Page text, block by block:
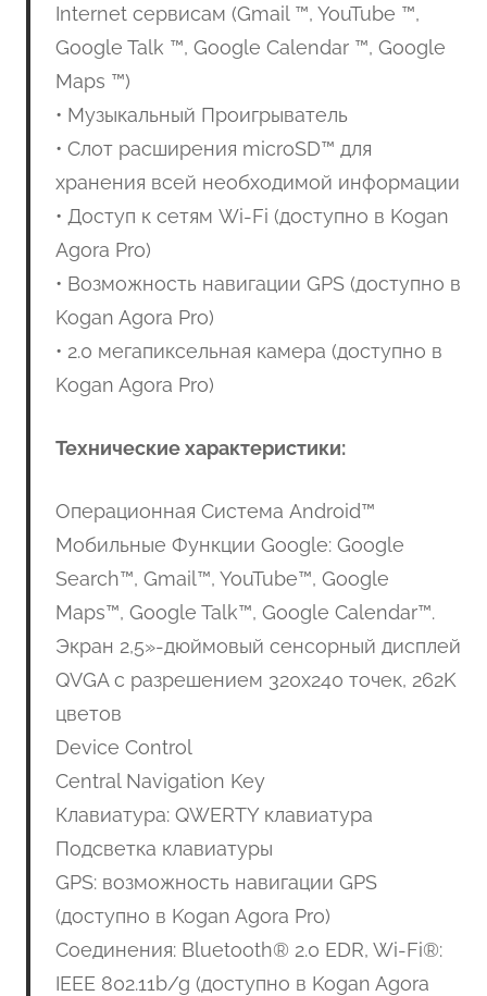
Internet сервисам (Gmail ™, YouTube ™,
Google Talk ™, Google Calendar ™, Google
Maps ™)
• Музыкальный Проигрыватель
• Слот расширения microSD™ для
хранения всей необходимой информации
• Доступ к сетям Wi-Fi (доступно в Kogan
Agora Pro)
• Возможность навигации GPS (доступно в
Kogan Agora Pro)
• 2.0 мегапиксельная камера (доступно в
Kogan Agora Pro)
Технические характеристики:
Операционная Система Android™
Мобильные Функции Google: Google
Search™, Gmail™, YouTube™, Google
Maps™, Google Talk™, Google Calendar™.
Экран 2,5»-дюймовый сенсорный дисплей
QVGA с разрешением 320х240 точек, 262K
цветов
Device Control
Central Navigation Key
Клавиатура: QWERTY клавиатура
Подсветка клавиатуры
GPS: возможность навигации GPS
(доступно в Kogan Agora Pro)
Соединения: Bluetooth® 2.0 EDR, Wi-Fi®:
IEEE 802.11b/g (доступно в Kogan Agora